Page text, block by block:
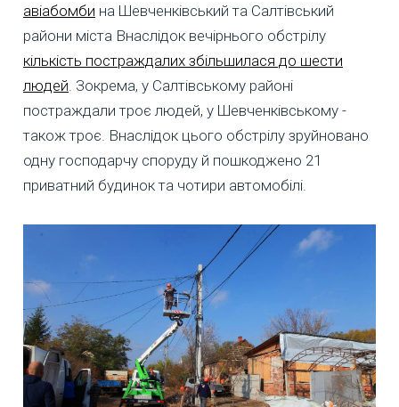
авіабомби на Шевченківський та Салтівський
райони міста Внаслідок вечірнього обстрілу
кількість постраждалих збільшилася до шести
людей. Зокрема, у Салтівському районі
постраждали троє людей, у Шевченківському -
також троє. Внаслідок цього обстрілу зруйновано
одну господарчу споруду й пошкоджено 21
приватний будинок та чотири автомобілі.